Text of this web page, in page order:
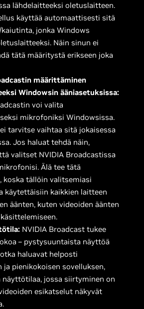
lähdelaitteeksi oletuslaitteen.
käyttää automaattisesti sitä
jonka Windows
Näin sinun ei
tätä määritystä erikseen joka
määrittäminen
Windowsin ääniasetuksissa:
voi valita
mikrofoniksi Windowsissa.
tarvitse vaihtaa sitä jokaisessa
Jos haluat tehdä näin,
valitset NVIDIA Broadcastissa
Älä tee tätä
koska tällöin valitsemiasi
käytettäisiin kaikkien laitteen
äänten, kuten videoiden äänten
NVIDIA Broadcast tukee
– pystysuuntaista näyttöä
haluavat helposti
ja pienikokoisen sovelluksen,
näyttötilaa, jossa siirtyminen on
esikatselut näkyvät